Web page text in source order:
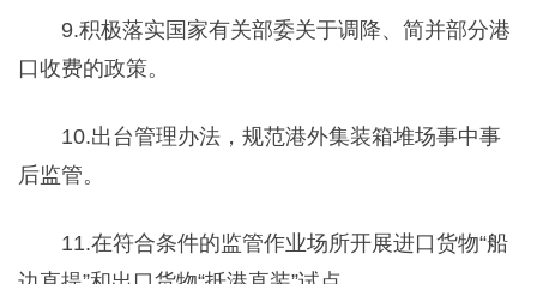
9.积极落实国家有关部委关于调降、简并部分港
口收费的政策。
10.出台管理办法，规范港外集装箱堆场事中事
后监管。
11.在符合条件的监管作业场所开展进口货物“船